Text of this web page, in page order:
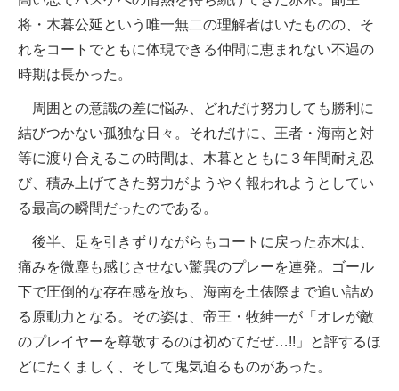
将・木暮公延という唯一無二の理解者はいたものの、そ
れをコートでともに体現できる仲間に恵まれない不遇の
時期は長かった。
周囲との意識の差に悩み、どれだけ努力しても勝利に
結びつかない孤独な日々。それだけに、王者・海南と対
等に渡り合えるこの時間は、木暮とともに３年間耐え忍
び、積み上げてきた努力がようやく報われようとしてい
る最高の瞬間だったのである。
後半、足を引きずりながらもコートに戻った赤木は、
痛みを微塵も感じさせない驚異のプレーを連発。ゴール
下で圧倒的な存在感を放ち、海南を土俵際まで追い詰め
る原動力となる。その姿は、帝王・牧紳一が「オレが敵
のプレイヤーを尊敬するのは初めてだぜ…!!」と評するほ
どにたくましく、そして鬼気迫るものがあった。